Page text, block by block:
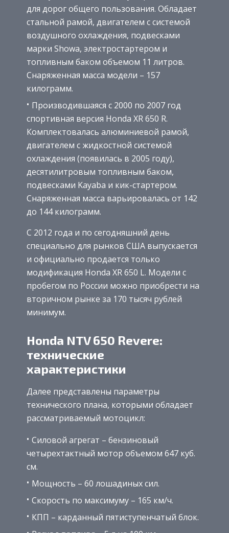
для дорог общего пользования. Обладает
стальной рамой, двигателем с системой
воздушного охлаждения, подвесками
марки Showa, электростартером и
топливным баком объемом 11 литров.
Снаряженная масса модели – 157
килограмм.
Производившаяся с 2000 по 2007 год
спортивная версия Honda XR 650 R.
Комплектовалась алюминиевой рамой,
двигателем с жидкостной системой
охлаждения (появилась в 2005 году),
десятилитровым топливным баком,
подвесками Kayaba и кик-стартером.
Снаряженная масса варьировалась от 142
до 144 килограмм.
С 2012 года и по сегодняшний день
специально для рынков США выпускается
и официально продается только
модификация Honda XR 650 L. Модели с
пробегом по России можно приобрести на
вторичном рынке за 170 тысяч рублей
минимум.
Honda NTV 650 Revere:
технические
характеристики
Далее представлены параметры
технического плана, которыми обладает
рассматриваемый мотоцикл:
Силовой агрегат – бензиновый
четырехтактный мотор объемом 647 куб.
см.
Мощность – 60 лошадиных сил.
Скорость по максимуму – 165 км/ч.
КПП – карданный пятиступенчатый блок.